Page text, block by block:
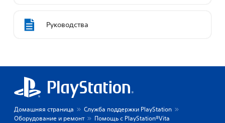
Руководства
Домашняя страница
Служба поддержки PlayStation
Оборудование и ремонт
Помощь с PlayStation®Vita